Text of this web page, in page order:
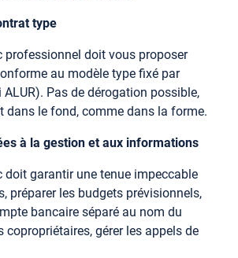
type
professionnel doit vous proposer
au modèle type fixé par
ALUR). Pas de dérogation possible,
dans le fond, comme dans la forme.
à la gestion et aux informations
doit garantir une tenue impeccable
préparer les budgets prévisionnels,
bancaire séparé au nom du
copropriétaires, gérer les appels de